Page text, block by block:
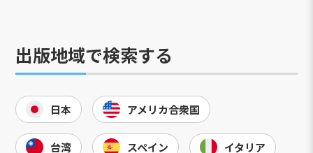
出版地域で検索する
日本 アメリカ合衆国
台湾 スペイン イタリア